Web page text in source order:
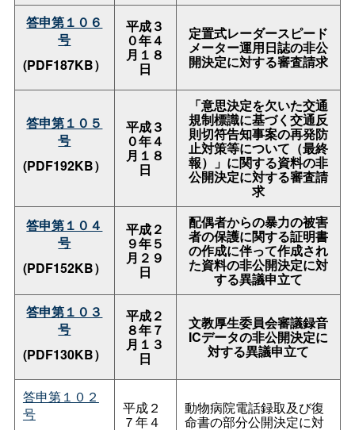
答申第１０６
号
(PDF187KB）
平成３
０年４
月１８
日
定置式レーダースピード
メーター運用日誌の非公
開決定に対する審査請求
答申第１０５
号
(PDF192KB）
平成３
０年４
月１８
日
「意思決定を欠いた交通
規制標識に基づく交通反
則切符告知事案の再発防
止対策等について（最終
報）」に関する資料の非
公開決定に対する審査請
求
答申第１０４
号
(PDF152KB）
平成２
９年５
月２９
日
配偶者からの暴力の被害
者の保護に関する証明書
の作成に伴って作成され
た資料の非公開決定に対
する異議申立て
答申第１０３
号
(PDF130KB）
平成２
８年７
月１３
日
文教厚生委員会審議録音
ICデータの非公開決定に
対する異議申立て
答申第１０２
号
平成２
７年４
動物病院電話録取及び復
命書の部分公開決定に対